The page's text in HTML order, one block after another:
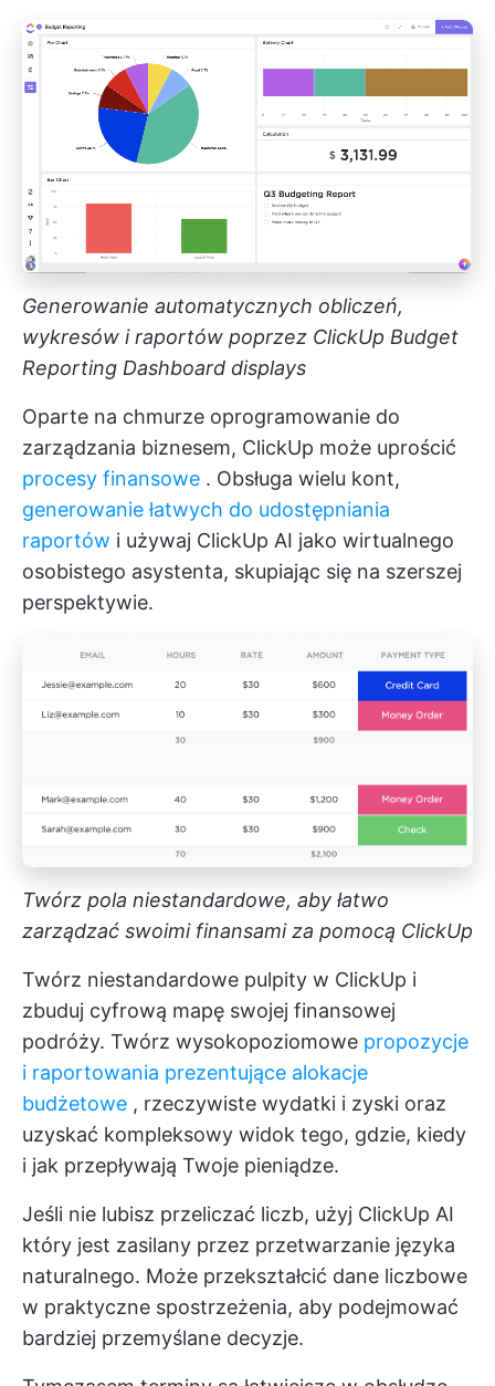
Generowanie automatycznych obliczeń,
wykresów i raportów poprzez ClickUp Budget
Reporting Dashboard displays
Oparte na chmurze oprogramowanie do
zarządzania biznesem, ClickUp może uprościć
procesy finansowe . Obsługa wielu kont,
generowanie łatwych do udostępniania
raportów i używaj ClickUp AI jako wirtualnego
osobistego asystenta, skupiając się na szerszej
perspektywie.
Twórz pola niestandardowe, aby łatwo
zarządzać swoimi finansami za pomocą ClickUp
Twórz niestandardowe pulpity w ClickUp i
zbuduj cyfrową mapę swojej finansowej
podróży. Twórz wysokopoziomowe propozycje
i raportowania prezentujące alokacje
budżetowe , rzeczywiste wydatki i zyski oraz
uzyskać kompleksowy widok tego, gdzie, kiedy
i jak przepływają Twoje pieniądze.
Jeśli nie lubisz przeliczać liczb, użyj ClickUp AI
który jest zasilany przez przetwarzanie języka
naturalnego. Może przekształcić dane liczbowe
w praktyczne spostrzeżenia, aby podejmować
bardziej przemyślane decyzje.